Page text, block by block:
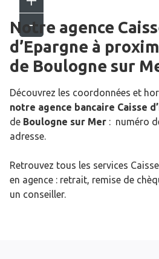
Notre agence
d’Epargne à
de Boulogne sur
Découvrez les coordonnées et
notre agence bancaire Caisse
de Boulogne sur Mer : numéro
adresse.
Retrouvez tous les services
en agence : retrait, remise de
un conseiller.